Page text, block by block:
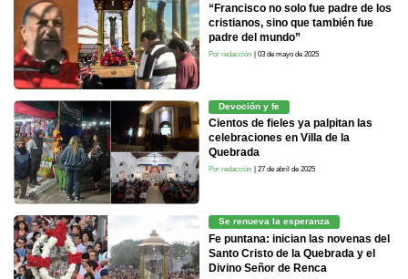
“Francisco no solo fue padre de los
cristianos, sino que también fue
padre del mundo”
Por redacción | 03 de mayo de 2025
Devoción y fe
Cientos de fieles ya palpitan las
celebraciones en Villa de la
Quebrada
Por redacción | 27 de abril de 2025
Se renueva la esperanza
Fe puntana: inician las novenas del
Santo Cristo de la Quebrada y el
Divino Señor de Renca